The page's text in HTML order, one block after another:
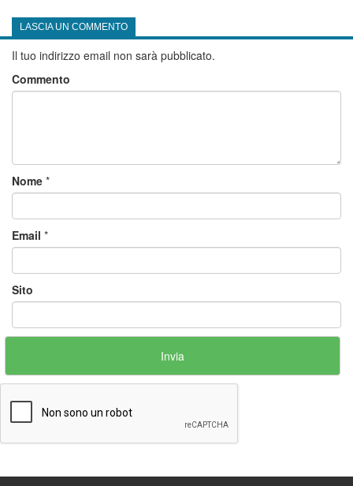
LASCIA UN COMMENTO
Il tuo indirizzo email non sarà pubblicato.
Commento
Nome *
Email *
Sito